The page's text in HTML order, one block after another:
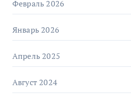
Февраль 2026
Январь 2026
Апрель 2025
Август 2024